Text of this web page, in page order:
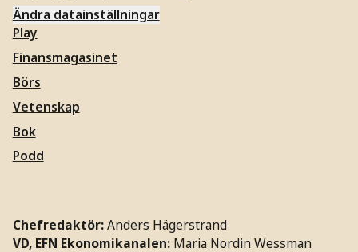
Ändra datainställningar
Play
Finansmagasinet
Börs
Vetenskap
Bok
Podd
Chefredaktör:Anders Hägerstrand
VD, EFN Ekonomikanalen: Maria Nordin Wessman